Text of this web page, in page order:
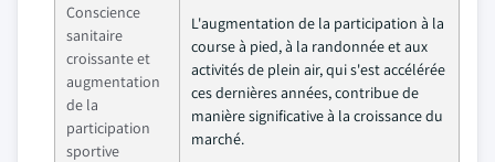
Conscience
sanitaire
croissante et
augmentation
de la
participation
sportive
L'augmentation de la participation à la
course à pied, à la randonnée et aux
activités de plein air, qui s'est accélérée
ces dernières années, contribue de
manière significative à la croissance du
marché.